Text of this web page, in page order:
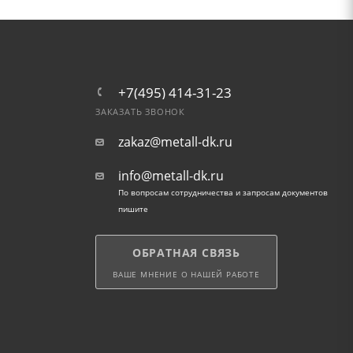
+7(495) 414-31-23
ЗАКАЗАТЬ ЗВОНОК
zakaz@metall-dk.ru
info@metall-dk.ru
По вопросам сотрудничества и запросам документов
пишите
ОБРАТНАЯ СВЯЗЬ
ВАШЕ МНЕНИЕ О НАШЕЙ РАБОТЕ